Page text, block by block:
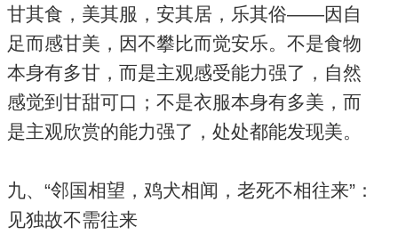
甘其食，美其服，安其居，乐其俗——因自
足而感甘美，因不攀比而觉安乐。不是食物
本身有多甘，而是主观感受能力强了，自然
感觉到甘甜可口；不是衣服本身有多美，而
是主观欣赏的能力强了，处处都能发现美。
九、“邻国相望，鸡犬相闻，老死不相往来”：
见独故不需往来